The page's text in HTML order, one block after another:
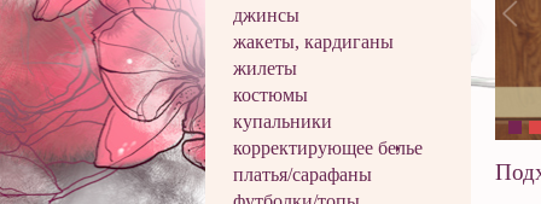
джинсы
жакеты, кардиганы
жилеты
костюмы
купальники
корректирующее белье
платья/сарафаны